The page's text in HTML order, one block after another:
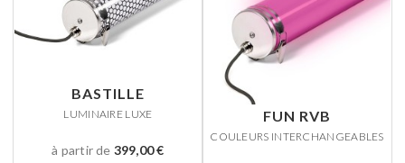
BASTILLE
LUMINAIRE LUXE
à partir de 399,00 €
FUN RVB
COULEURS INTERCHANGEABLES